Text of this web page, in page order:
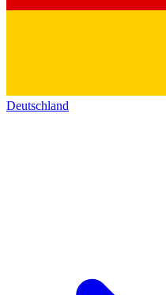
Deutschland